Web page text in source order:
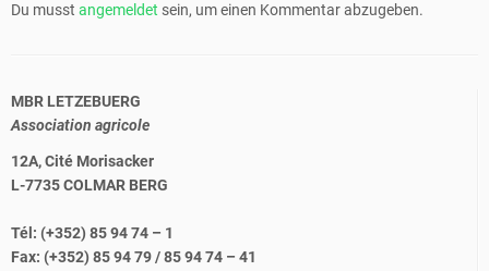
Du musst angemeldet sein, um einen Kommentar abzugeben.
MBR LETZEBUERG
Association agricole
12A, Cité Morisacker
L-7735 COLMAR BERG
Tél: (+352) 85 94 74 – 1
Fax: (+352) 85 94 79 / 85 94 74 – 41